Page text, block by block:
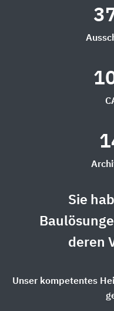
Sie
deren
Unser kompetentes